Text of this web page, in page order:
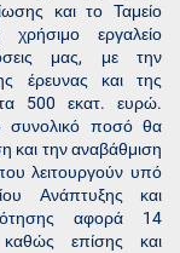
και το Ταμείο
εργαλείο
μας, με την
έρευνας και της
τα 500 εκατ. ευρώ.
συνολικό ποσό θα
και την αναβάθμιση
λειτουργούν υπό
Ανάπτυξης και
αφορά 14
καθώς επίσης και